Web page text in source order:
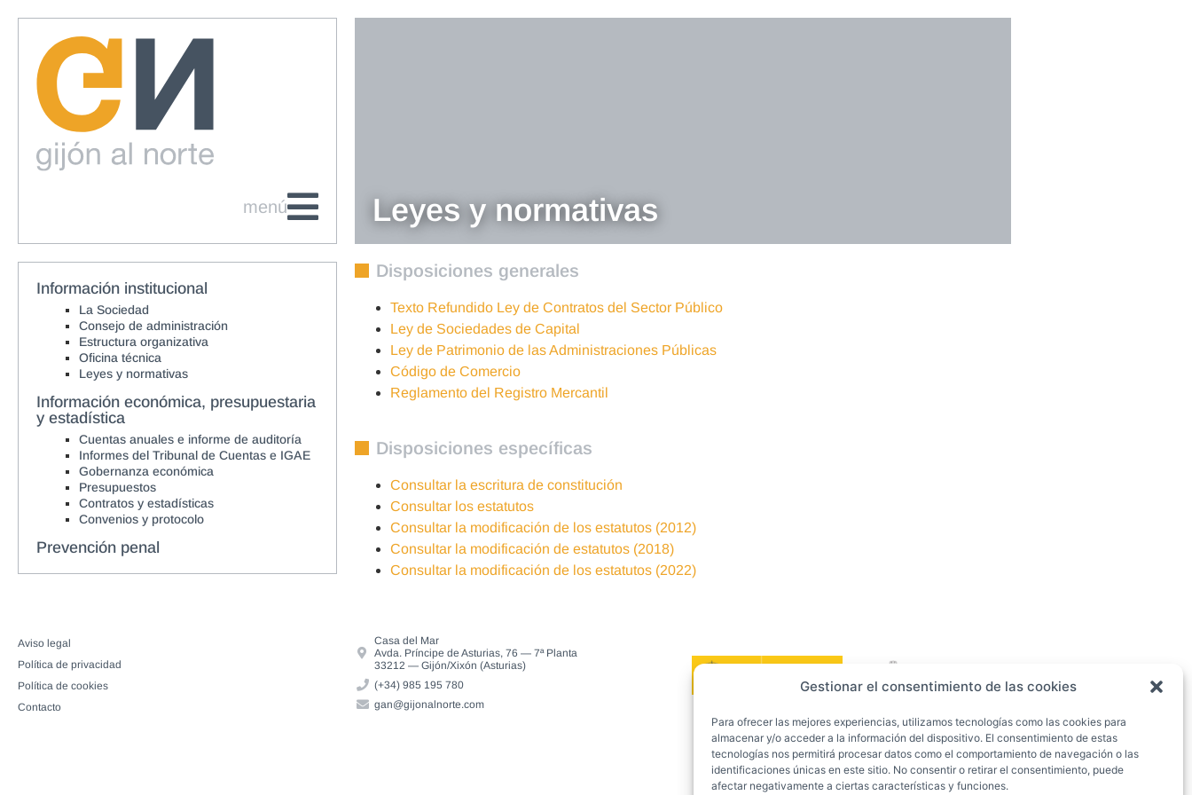
Gestionar el consentimiento de las cookies
Para ofrecer las mejores experiencias, utilizamos tecnologías como las cookies para
almacenar y/o acceder a la información del dispositivo. El consentimiento de estas
tecnologías nos permitirá procesar datos como el comportamiento de navegación o las
identificaciones únicas en este sitio. No consentir o retirar el consentimiento, puede
afectar negativamente a ciertas características y funciones.
menú Leyes y normativas
Información institucional
La Sociedad
Consejo de administración
Estructura organizativa
Oficina técnica
Leyes y normativas
Información económica, presupuestaria
y estadística
Cuentas anuales e informe de auditoría
Informes del Tribunal de Cuentas e IGAE
Gobernanza económica
Presupuestos
Contratos y estadísticas
Convenios y protocolo
Prevención penal
Disposiciones generales
Texto Refundido Ley de Contratos del Sector Público
Ley de Sociedades de Capital
Ley de Patrimonio de las Administraciones Públicas
Código de Comercio
Reglamento del Registro Mercantil
Disposiciones específicas
Consultar la escritura de constitución
Consultar los estatutos
Consultar la modificación de los estatutos (2012)
Consultar la modificación de estatutos (2018)
Consultar la modificación de los estatutos (2022)
Aviso legal
Política de privacidad
Política de cookies
Contacto
Casa del Mar
Avda. Príncipe de Asturias, 76 — 7ª Planta
33212 — Gijón/Xixón (Asturias)
(+34) 985 195 780
gan@gijonalnorte.com